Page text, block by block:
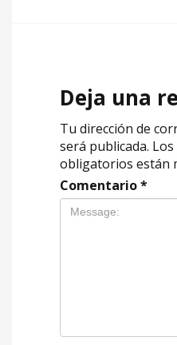
Deja una
Tu dirección de
será publicada.
obligatorios están
Comentario*